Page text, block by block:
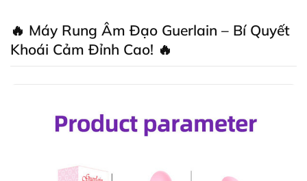
🔥 Máy Rung Âm Đạo Guerlain – Bí Quyết
Khoái Cảm Đỉnh Cao! 🔥